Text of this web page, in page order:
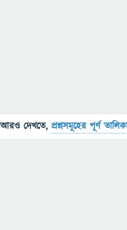
আরও দেখতে, প্রশ্নসমূহের পূর্ণ